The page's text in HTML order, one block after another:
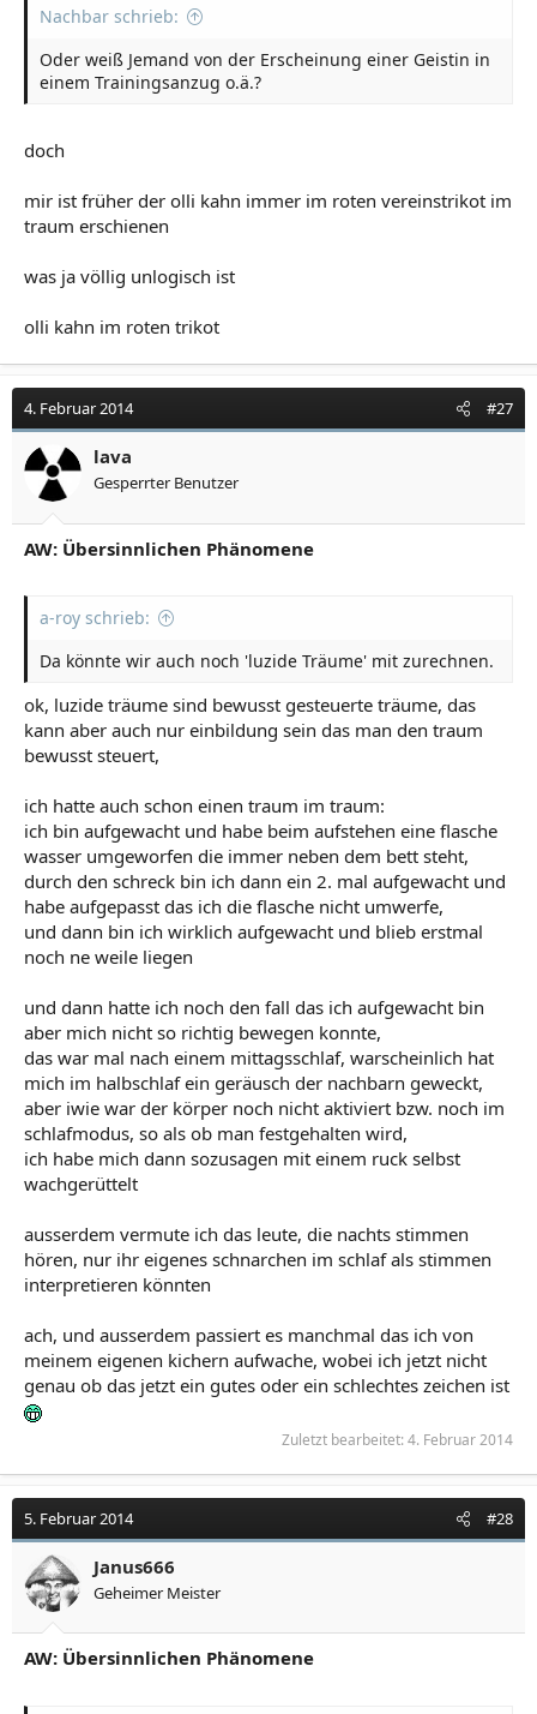
Nachbar schrieb:
Oder weiß Jemand von der Erscheinung einer Geistin in
einem Trainingsanzug o.ä.?
doch
mir ist früher der olli kahn immer im roten vereinstrikot im
traum erschienen
was ja völlig unlogisch ist
olli kahn im roten trikot
4. Februar 2014 #27
lava
Gesperrter Benutzer
AW: Übersinnlichen Phänomene
a-roy schrieb:
Da könnte wir auch noch 'luzide Träume' mit zurechnen.
ok, luzide träume sind bewusst gesteuerte träume, das
kann aber auch nur einbildung sein das man den traum
bewusst steuert,
ich hatte auch schon einen traum im traum:
ich bin aufgewacht und habe beim aufstehen eine flasche
wasser umgeworfen die immer neben dem bett steht,
durch den schreck bin ich dann ein 2. mal aufgewacht und
habe aufgepasst das ich die flasche nicht umwerfe,
und dann bin ich wirklich aufgewacht und blieb erstmal
noch ne weile liegen
und dann hatte ich noch den fall das ich aufgewacht bin
aber mich nicht so richtig bewegen konnte,
das war mal nach einem mittagsschlaf, warscheinlich hat
mich im halbschlaf ein geräusch der nachbarn geweckt,
aber iwie war der körper noch nicht aktiviert bzw. noch im
schlafmodus, so als ob man festgehalten wird,
ich habe mich dann sozusagen mit einem ruck selbst
wachgerüttelt
ausserdem vermute ich das leute, die nachts stimmen
hören, nur ihr eigenes schnarchen im schlaf als stimmen
interpretieren könnten
ach, und ausserdem passiert es manchmal das ich von
meinem eigenen kichern aufwache, wobei ich jetzt nicht
genau ob das jetzt ein gutes oder ein schlechtes zeichen ist
Zuletzt bearbeitet: 4. Februar 2014
5. Februar 2014 #28
Janus666
Geheimer Meister
AW: Übersinnlichen Phänomene